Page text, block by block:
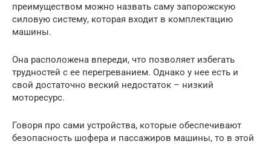
преимуществом можно назвать саму запорожскую
силовую систему, которая входит в комплектацию
машины.
Она расположена впереди, что позволяет избегать
трудностей с ее перегреванием. Однако у нее есть и
свой достаточно веский недостаток – низкий
моторесурс.
Говоря про сами устройства, которые обеспечивают
безопасность шофера и пассажиров машины, то в этой